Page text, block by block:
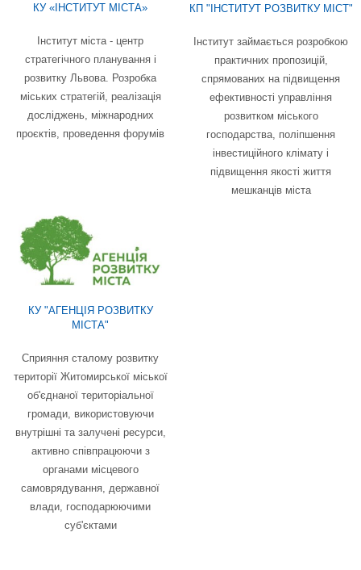
КУ «ІНСТИТУТ МІСТА»
Інститут міста - центр
стратегічного планування і
розвитку Львова. Розробка
міських стратегій, реалізація
досліджень, міжнародних
проєктів, проведення форумів
КП "ІНСТИТУТ РОЗВИТКУ МІСТ"
Інститут займається розробкою
практичних пропозицій,
спрямованих на підвищення
ефективності управління
розвитком міського
господарства, поліпшення
інвестиційного клімату і
підвищення якості життя
мешканців міста
КУ "АГЕНЦІЯ РОЗВИТКУ
МІСТА"
Сприяння сталому розвитку
території Житомирської міської
об'єднаної територіальної
громади, використовуючи
внутрішні та залучені ресурси,
активно співпрацюючи з
органами місцевого
самоврядування, державної
влади, господарюючими
суб'єктами